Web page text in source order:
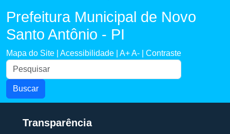
Prefeitura Municipal de Novo
Santo Antônio - PI
Mapa do Site | Acessibilidade | A+A- | Contraste
Buscar
Transparência